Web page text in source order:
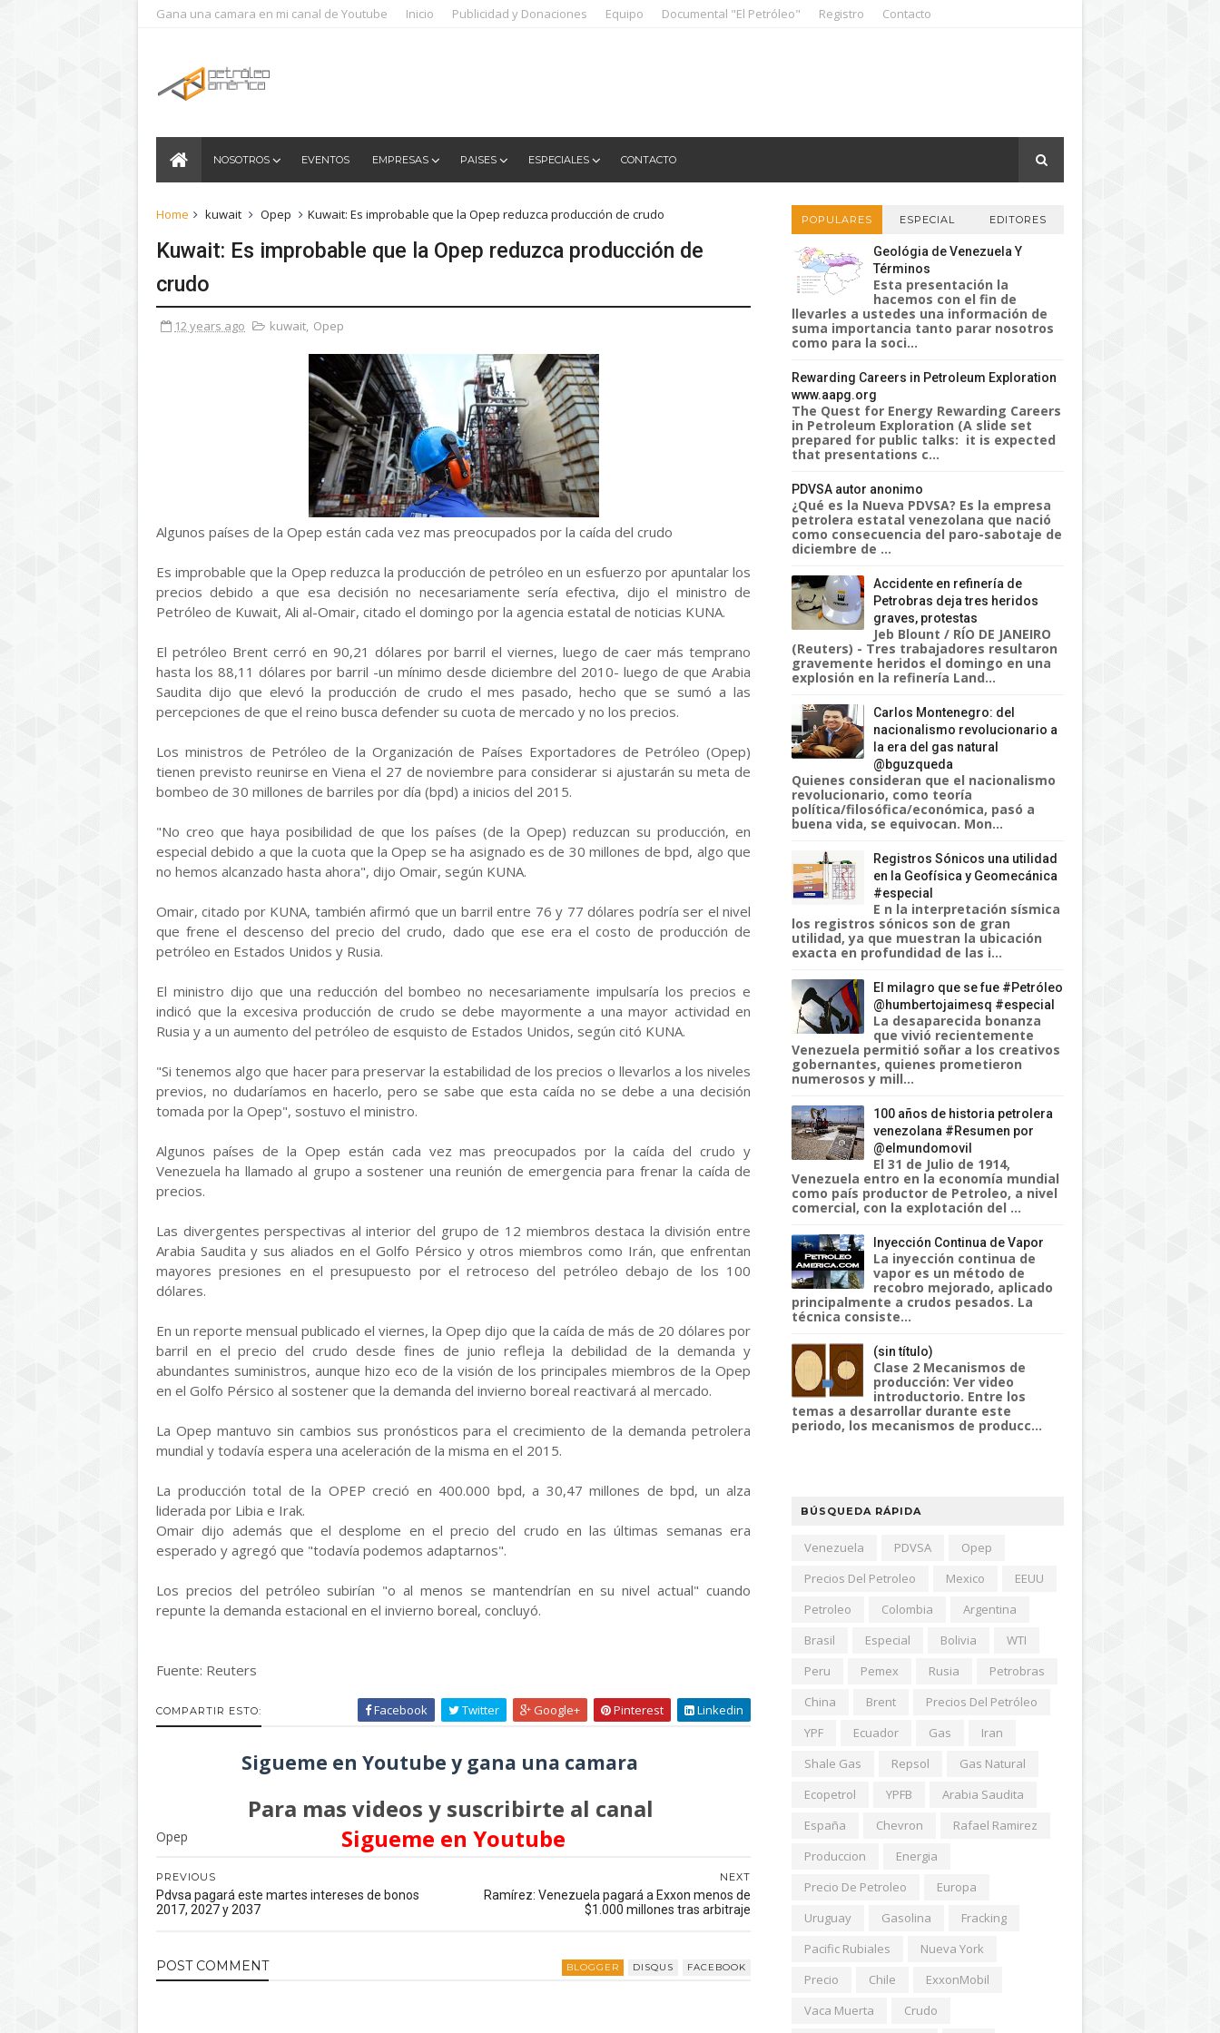
Gana una camara en mi canal de Youtube Inicio Publicidad y Donaciones Equipo Documental "El Petróleo" Registro Contacto
NOSOTROS EVENTOS EMPRESAS PAISES ESPECIALES CONTACTO
Home kuwait Opep Kuwait: Es improbable que la Opep reduzca producción de crudo
Kuwait: Es improbable que la Opep reduzca producción de
crudo
12 years ago kuwait, Opep
Algunos países de la Opep están cada vez mas preocupados por la caída del crudo
Es improbable que la Opep reduzca la producción de petróleo en un esfuerzo por apuntalar los
precios debido a que esa decisión no necesariamente sería efectiva, dijo el ministro de
Petróleo de Kuwait, Ali al-Omair, citado el domingo por la agencia estatal de noticias KUNA.
El petróleo Brent cerró en 90,21 dólares por barril el viernes, luego de caer más temprano
hasta los 88,11 dólares por barril -un mínimo desde diciembre del 2010- luego de que Arabia
Saudita dijo que elevó la producción de crudo el mes pasado, hecho que se sumó a las
percepciones de que el reino busca defender su cuota de mercado y no los precios.
Los ministros de Petróleo de la Organización de Países Exportadores de Petróleo (Opep)
tienen previsto reunirse en Viena el 27 de noviembre para considerar si ajustarán su meta de
bombeo de 30 millones de barriles por día (bpd) a inicios del 2015.
"No creo que haya posibilidad de que los países (de la Opep) reduzcan su producción, en
especial debido a que la cuota que la Opep se ha asignado es de 30 millones de bpd, algo que
no hemos alcanzado hasta ahora", dijo Omair, según KUNA.
Omair, citado por KUNA, también afirmó que un barril entre 76 y 77 dólares podría ser el nivel
que frene el descenso del precio del crudo, dado que ese era el costo de producción de
petróleo en Estados Unidos y Rusia.
El ministro dijo que una reducción del bombeo no necesariamente impulsaría los precios e
indicó que la excesiva producción de crudo se debe mayormente a una mayor actividad en
Rusia y a un aumento del petróleo de esquisto de Estados Unidos, según citó KUNA.
"Si tenemos algo que hacer para preservar la estabilidad de los precios o llevarlos a los niveles
previos, no dudaríamos en hacerlo, pero se sabe que esta caída no se debe a una decisión
tomada por la Opep", sostuvo el ministro.
Algunos países de la Opep están cada vez mas preocupados por la caída del crudo y
Venezuela ha llamado al grupo a sostener una reunión de emergencia para frenar la caída de
precios.
Las divergentes perspectivas al interior del grupo de 12 miembros destaca la división entre
Arabia Saudita y sus aliados en el Golfo Pérsico y otros miembros como Irán, que enfrentan
mayores presiones en el presupuesto por el retroceso del petróleo debajo de los 100
dólares.
En un reporte mensual publicado el viernes, la Opep dijo que la caída de más de 20 dólares por
barril en el precio del crudo desde fines de junio refleja la debilidad de la demanda y
abundantes suministros, aunque hizo eco de la visión de los principales miembros de la Opep
en el Golfo Pérsico al sostener que la demanda del invierno boreal reactivará al mercado.
La Opep mantuvo sin cambios sus pronósticos para el crecimiento de la demanda petrolera
mundial y todavía espera una aceleración de la misma en el 2015.
La producción total de la OPEP creció en 400.000 bpd, a 30,47 millones de bpd, un alza
liderada por Libia e Irak.
Omair dijo además que el desplome en el precio del crudo en las últimas semanas era
esperado y agregó que "todavía podemos adaptarnos".
Los precios del petróleo subirían "o al menos se mantendrían en su nivel actual" cuando
repunte la demanda estacional en el invierno boreal, concluyó.
Fuente: Reuters
COMPARTIR ESTO: Facebook Twitter Google+ Pinterest Linkedin
Sigueme en Youtube y gana una camara
Para mas videos y suscribirte al canal
Sigueme en Youtube
Opep
NEXT
Ramírez: Venezuela pagará a Exxon menos de
$1.000 millones tras arbitraje
PREVIOUS
Pdvsa pagará este martes intereses de bonos
2017, 2027 y 2037
POST COMMENT BLOGGER DISQUS FACEBOOK
POPULARES ESPECIAL EDITORES
Geológia de Venezuela Y
Términos
Esta presentación la
hacemos con el fin de
llevarles a ustedes una información de
suma importancia tanto parar nosotros
como para la soci...
Rewarding Careers in Petroleum Exploration
www.aapg.org
The Quest for Energy Rewarding Careers
in Petroleum Exploration (A slide set
prepared for public talks: it is expected
that presentations c...
PDVSA autor anonimo
¿Qué es la Nueva PDVSA? Es la empresa
petrolera estatal venezolana que nació
como consecuencia del paro-sabotaje de
diciembre de ...
Accidente en refinería de
Petrobras deja tres heridos
graves, protestas
Jeb Blount / RÍO DE JANEIRO
(Reuters) - Tres trabajadores resultaron
gravemente heridos el domingo en una
explosión en la refinería Land...
Carlos Montenegro: del
nacionalismo revolucionario a
la era del gas natural
@bguzqueda
Quienes consideran que el nacionalismo
revolucionario, como teoría
política/filosófica/económica, pasó a
buena vida, se equivocan. Mon...
Registros Sónicos una utilidad
en la Geofísica y Geomecánica
#especial
E n la interpretación sísmica
los registros sónicos son de gran
utilidad, ya que muestran la ubicación
exacta en profundidad de las i...
El milagro que se fue #Petróleo
@humbertojaimesq #especial
La desaparecida bonanza
que vivió recientemente
Venezuela permitió soñar a los creativos
gobernantes, quienes prometieron
numerosos y mill...
100 años de historia petrolera
venezolana #Resumen por
@elmundomovil
El 31 de Julio de 1914,
Venezuela entro en la economía mundial
como país productor de Petroleo, a nivel
comercial, con la explotación del ...
Inyección Continua de Vapor
La inyección continua de
vapor es un método de
recobro mejorado, aplicado
principalmente a crudos pesados. La
técnica consiste...
(sin título)
Clase 2 Mecanismos de
producción: Ver video
introductorio. Entre los
temas a desarrollar durante este
periodo, los mecanismos de producc...
BÚSQUEDA RÁPIDA
Venezuela PDVSA
Opep
Precios Del Petroleo
Mexico
EEUU
Petroleo
Colombia
Argentina
Brasil
Especial Bolivia
WTI
Peru
Pemex Rusia
Petrobras
China
Brent
Precios Del Petróleo
YPF
Ecuador Gas
Iran
Shale Gas
Repsol
Gas Natural
Ecopetrol
YPFB
Arabia Saudita
España
Chevron
Rafael Ramirez
Produccion
Energia
Precio De Petroleo
Europa
Uruguay
Gasolina
Fracking
Pacific Rubiales
Nueva York
Precio
Chile
ExxonMobil
Vaca Muerta
Crudo